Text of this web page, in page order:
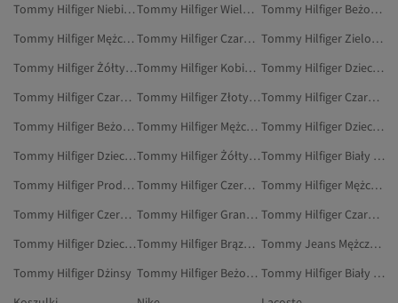
Tommy Hilfiger Niebieski Buty Na Co Dzień
Tommy Hilfiger Wielokolorowy Stroje Kąpielowe
Tommy Hilfiger Beżowy Nerki
Tommy Hilfiger Mężczyźni Nerki
Tommy Hilfiger Czarny Spodnie Dresowe
Tommy Hilfiger Zielony Sneakersy
Tommy Hilfiger Żółty Botki
Tommy Hilfiger Kobiety Buty Sportowe
Tommy Hilfiger Dzieci Dresy
Tommy Hilfiger Czarny Nerki
Tommy Hilfiger Złoty Odzież
Tommy Hilfiger Czarny Botki
Tommy Hilfiger Beżowy Botki I Kozaki
Tommy Hilfiger Mężczyźni Spodnie
Tommy Hilfiger Dzieci Spodnie Dresowe
Tommy Hilfiger Dzieci Odzież
Tommy Hilfiger Żółty Botki I Kozaki
Tommy Hilfiger Biały Dżinsy
Tommy Hilfiger Produkty Do Golenia
Tommy Hilfiger Czerwony Botki
Tommy Hilfiger Mężczyźni Buty Do Chodzenia
Tommy Hilfiger Czerwony Botki I Kozaki
Tommy Hilfiger Granatowy Buty Sportowe
Tommy Hilfiger Czarny Botki I Kozaki
Tommy Hilfiger Dzieci Torebki
Tommy Hilfiger Brązowy Botki
Tommy Jeans Mężczyźni Sneakersy
Tommy Hilfiger Dżinsy
Tommy Hilfiger Beżowy Marynarki I Kamizelki
Tommy Hilfiger Biały Botki I Kozaki